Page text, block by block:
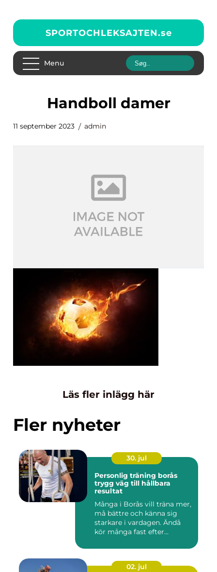
SPORTOCHLEKSAJTEN.se
Menu
handboll damer
11 september 2023 admin
Läs fler inlägg här
Fler nyheter
30. jul
Personlig träning borås
trygg väg till hållbara
resultat
Många i Borås vill träna mer,
må bättre och känna sig
starkare i vardagen. Ändå
kör många fast efter...
02. jul